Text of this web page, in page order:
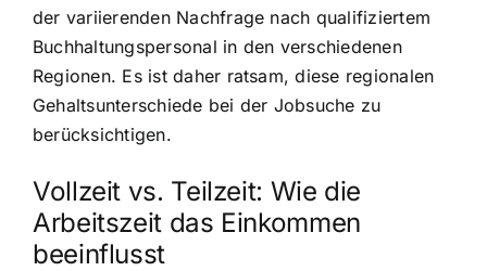
der variierenden Nachfrage nach qualifiziertem
Buchhaltungspersonal in den verschiedenen
Regionen. Es ist daher ratsam, diese regionalen
Gehaltsunterschiede bei der Jobsuche zu
berücksichtigen.
Vollzeit vs. Teilzeit: Wie die
Arbeitszeit das Einkommen
beeinflusst